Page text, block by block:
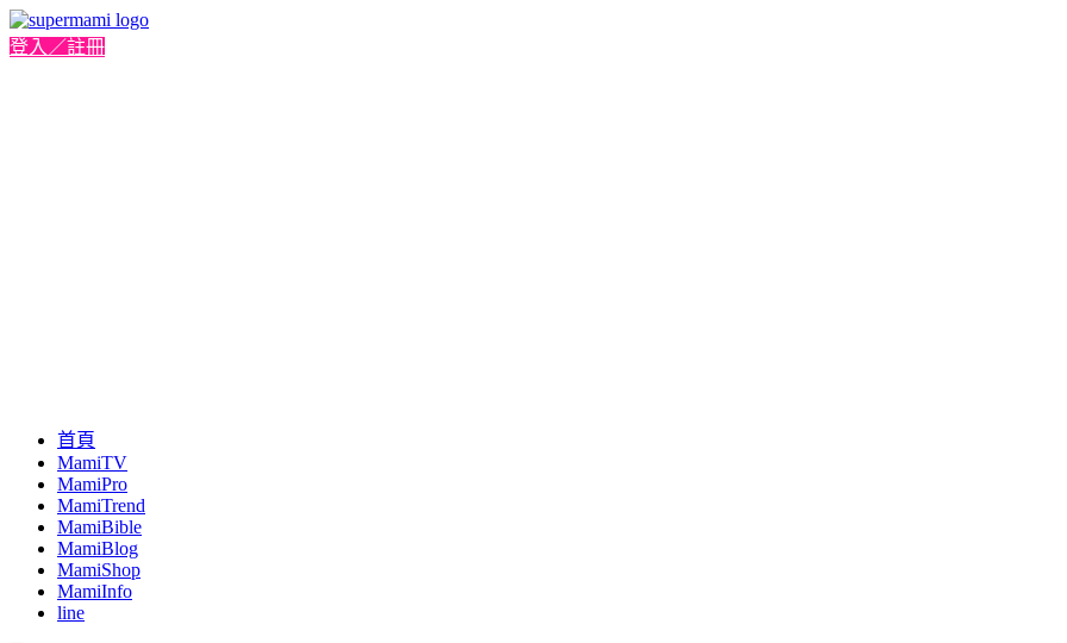
登入／註冊
首頁
MamiTV
MamiPro
MamiTrend
MamiBible
MamiBlog
MamiShop
MamiInfo
line